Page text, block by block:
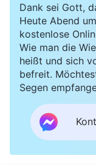
Dank sei Gott,
Heute Abend
kostenlose
Wie man die
heißt und sich
befreit.
Segen